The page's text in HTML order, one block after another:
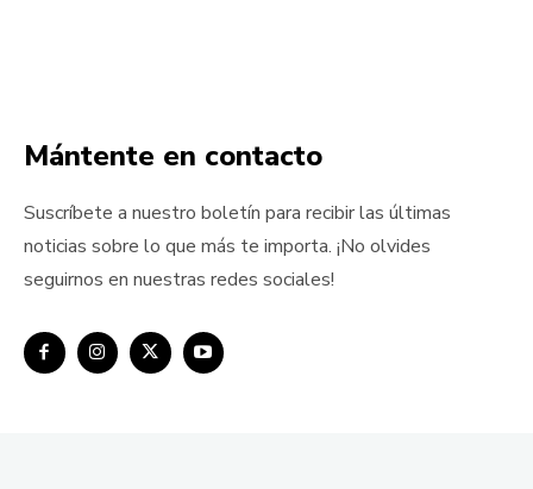
Mántente en contacto
Suscríbete a nuestro boletín para recibir las últimas
noticias sobre lo que más te importa. ¡No olvides
seguirnos en nuestras redes sociales!